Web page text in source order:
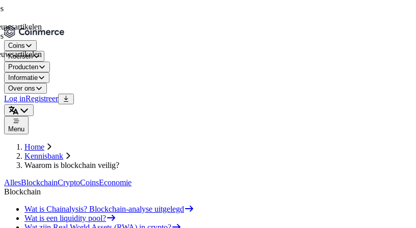
Coins
Koersen
Producten
Informatie
Over ons
Log inRegistreer
Menu
Home
Kennisbank
Waarom is blockchain veilig?
AllesBlockchainCryptoCoinsEconomie
Blockchain
Wat is Chainalysis? Blockchain-analyse uitgelegd
Wat is een liquidity pool?